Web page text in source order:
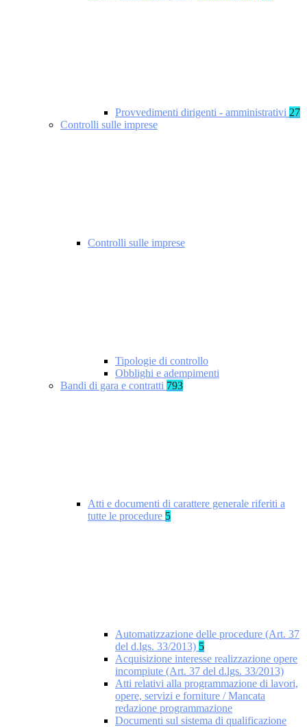
Provvedimenti dirigenti - amministrativi 27
Controlli sulle imprese
Controlli sulle imprese
Tipologie di controllo
Obblighi e adempimenti
Bandi di gara e contratti 793
Atti e documenti di carattere generale riferiti a
tutte le procedure 5
Automatizzazione delle procedure (Art. 37
del d.lgs. 33/2013) 5
Acquisizione interesse realizzazione opere
incompiute (Art. 37 del d.lgs. 33/2013)
Atti relativi alla programmazione di lavori,
opere, servizi e forniture / Mancata
redazione programmazione
Documenti sul sistema di qualificazione